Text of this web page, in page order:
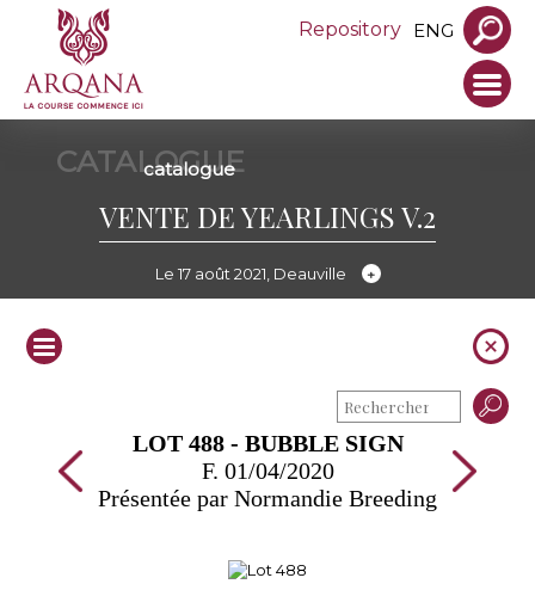
Repository ENG
CATALOGUE
catalogue
VENTE DE YEARLINGS V.2
Le 17 août 2021, Deauville
LOT 488 - BUBBLE SIGN
F. 01/04/2020
Présentée par Normandie Breeding